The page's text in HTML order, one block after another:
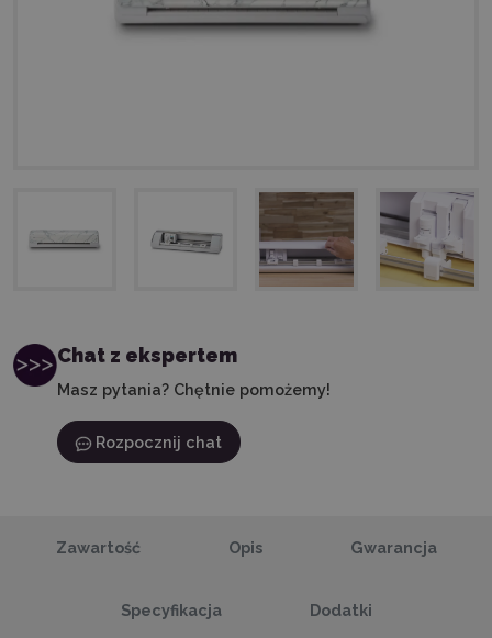
Chat z ekspertem
Masz pytania? Chętnie pomożemy!
Rozpocznij chat
Zawartość Opis Gwarancja
Specyfikacja Dodatki